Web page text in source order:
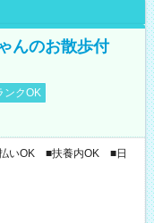
んのお散歩付
ンクOK
いOK ■扶養内OK ■日